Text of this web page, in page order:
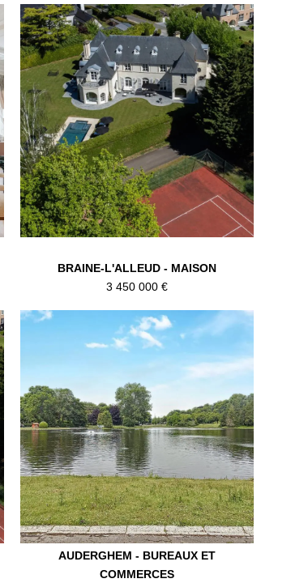
BRAINE-L'ALLEUD - MAISON
3 450 000 €
AUDERGHEM - BUREAUX ET
COMMERCES